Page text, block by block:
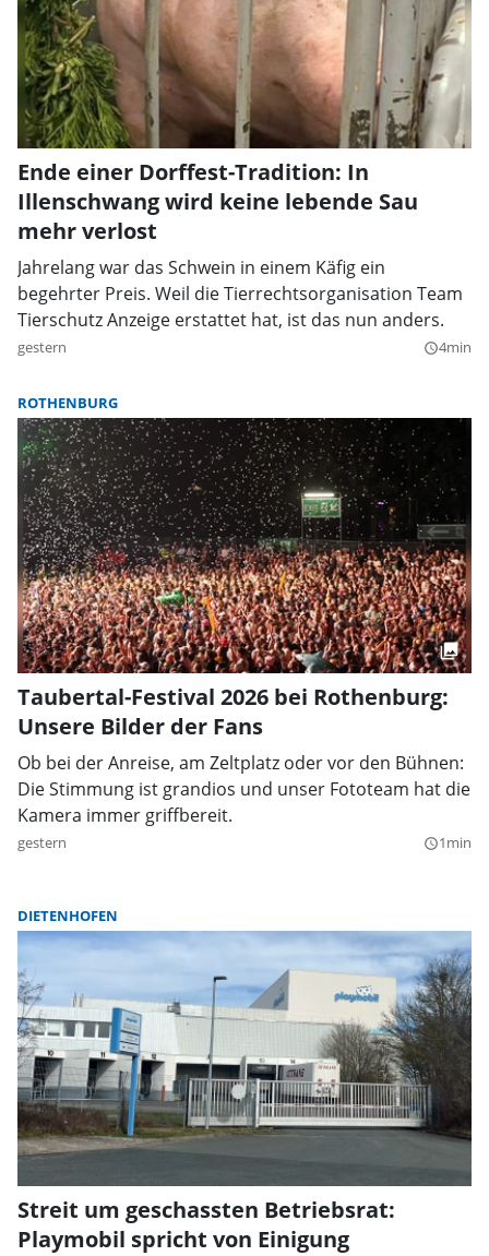
Ende einer Dorffest-Tradition: In
Illenschwang wird keine lebende Sau
mehr verlost
Jahrelang war das Schwein in einem Käfig ein
begehrter Preis. Weil die Tierrechtsorganisation Team
Tierschutz Anzeige erstattet hat, ist das nun anders.
gestern query_builder4min
ROTHENBURG
Taubertal-Festival 2026 bei Rothenburg:
Unsere Bilder der Fans
Ob bei der Anreise, am Zeltplatz oder vor den Bühnen:
Die Stimmung ist grandios und unser Fototeam hat die
Kamera immer griffbereit.
gestern query_builder1min
DIETENHOFEN
Streit um geschassten Betriebsrat:
Playmobil spricht von Einigung